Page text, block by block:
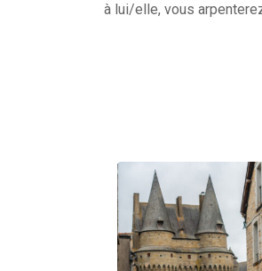
à lui/elle, vous